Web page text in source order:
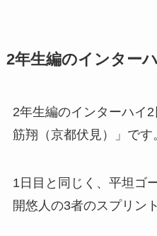
2年生編のインター
2年生編のインターハイ
筋翔（京都伏見）」です
1日目と同じく、平坦ゴ
開悠人の3者のスプリン